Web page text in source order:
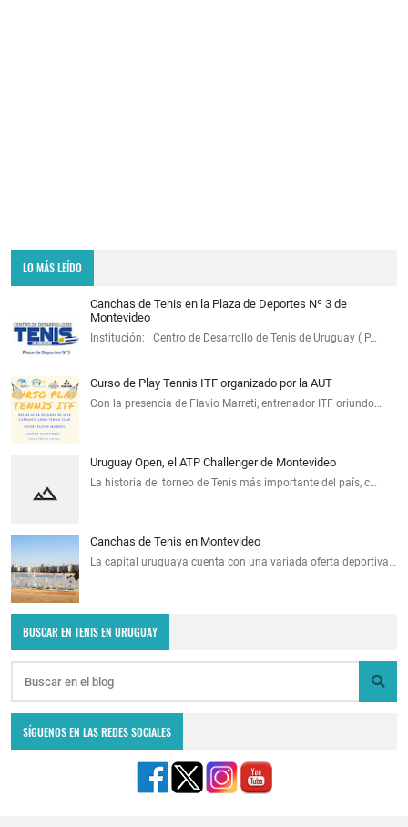
LO MÁS LEÍDO
Canchas de Tenis en la Plaza de Deportes Nº 3 de
Montevideo
Institución: Centro de Desarrollo de Tenis de Uruguay ( P…
Curso de Play Tennis ITF organizado por la AUT
Con la presencia de Flavio Marreti, entrenador ITF oriundo…
Uruguay Open, el ATP Challenger de Montevideo
La historia del torneo de Tenis más importante del país, c…
Canchas de Tenis en Montevideo
La capital uruguaya cuenta con una variada oferta deportiva…
BUSCAR EN TENIS EN URUGUAY
SÍGUENOS EN LAS REDES SOCIALES